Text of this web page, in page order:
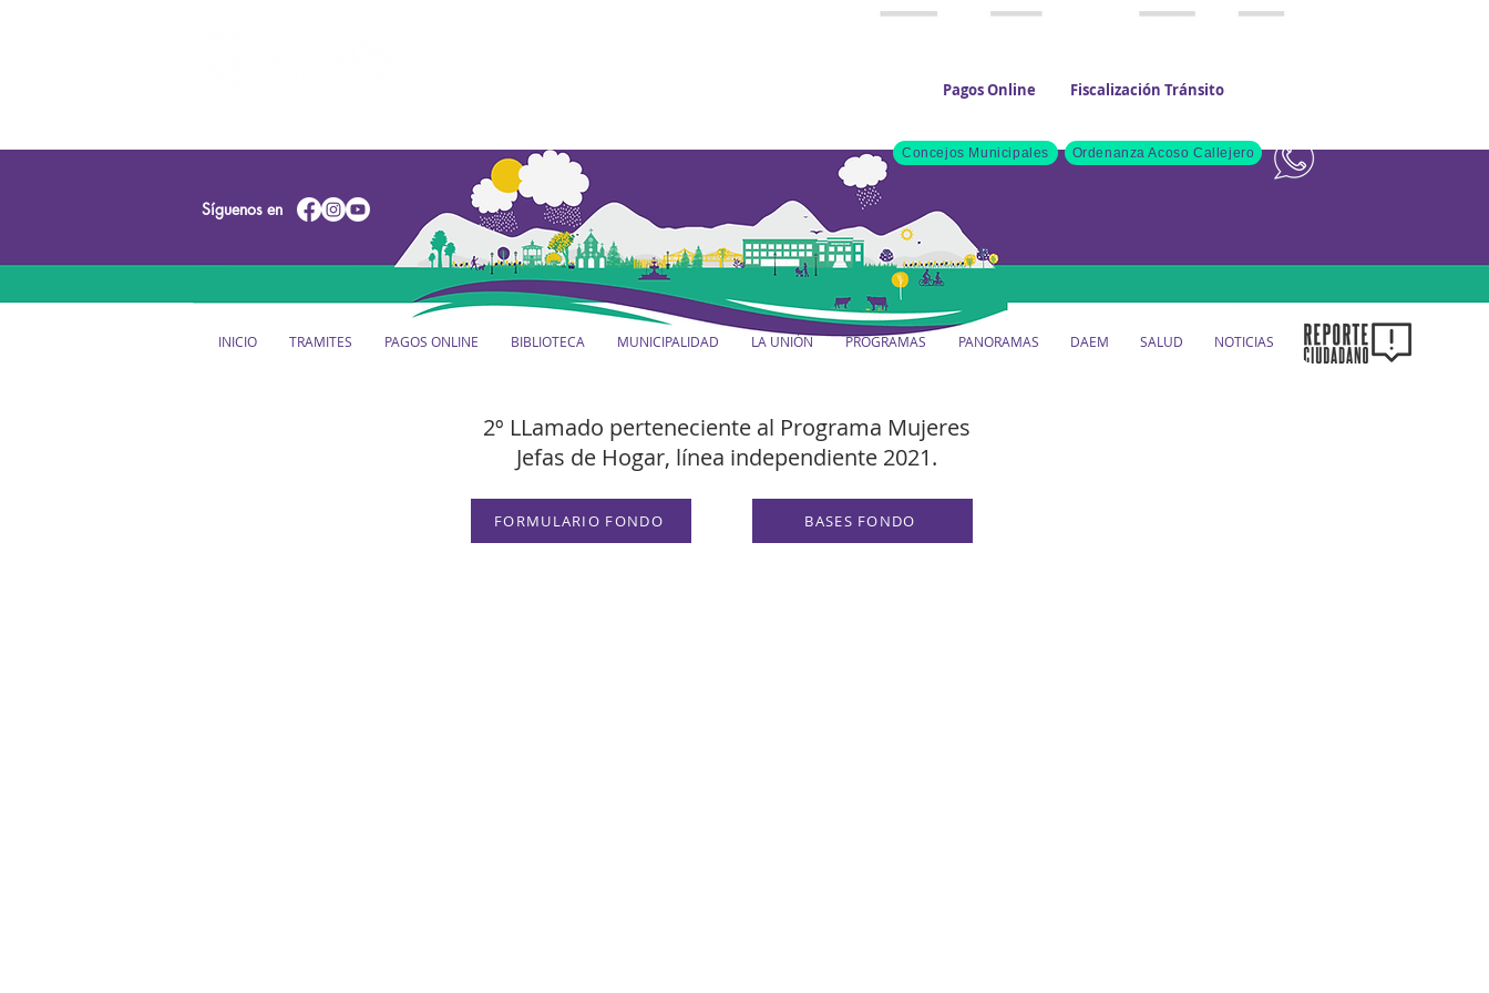
Pagos Online Fiscalización Tránsito
Concejos Municipales
Síguenos en
INICIO TRAMITES PAGOS ONLINE BIBLIOTECA MUNICIPALIDAD LA UNIÓN PROGRAMAS PANORAMAS DAEM SALUD NOTICIAS
Ordenanza Acoso Callejero
2º LLamado perteneciente al Programa Mujeres
Jefas de Hogar, línea independiente 2021.
FORMULARIO FONDO BASES FONDO